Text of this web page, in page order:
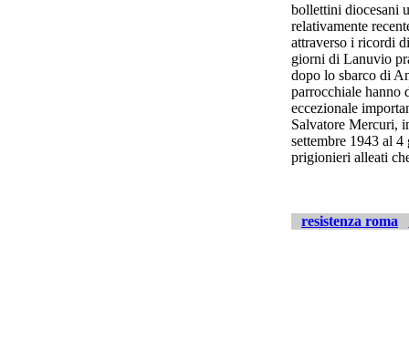
bollettini diocesani
relativamente
attraverso i ricordi
giorni di Lanuvio
dopo lo sbarco di
parrocchiale hanno
eccezionale
Salvatore Mercuri,
settembre 1943 al
prigionieri alleati
resistenza roma